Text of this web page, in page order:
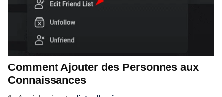
Comment Ajouter des Personnes aux
Connaissances